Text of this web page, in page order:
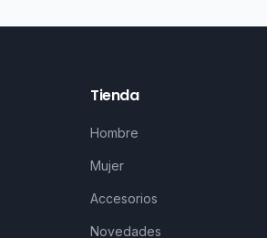
Tienda
Hombre
Mujer
Accesorios
Novedades